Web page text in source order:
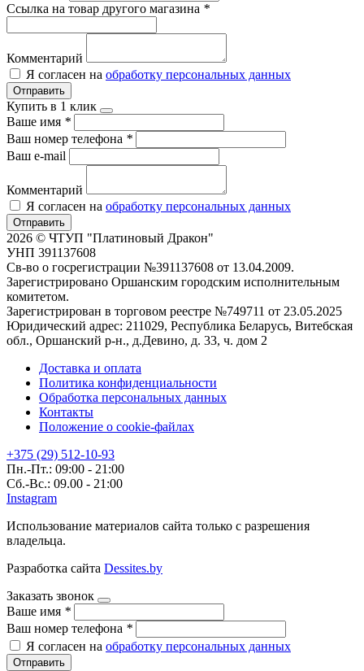
Ссылка на товар другого магазина *
Комментарий
Я согласен на обработку персональных данных
Отправить
Купить в 1 клик
Ваше имя *
Ваш номер телефона *
Ваш e-mail
Комментарий
Я согласен на обработку персональных данных
Отправить
2026 © ЧТУП "Платиновый Дракон"
УНП 391137608
Св-во о госрегистрации №391137608 от 13.04.2009.
Зарегистрировано Оршанским городским исполнительным
комитетом.
Зарегистрирован в торговом реестре №749711 от 23.05.2025
Юридический адрес: 211029, Республика Беларусь, Витебская
обл., Оршанский р-н., д.Девино, д. 33, ч. дом 2
Доставка и оплата
Политика конфиденциальности
Обработка персональных данных
Контакты
Положение о cookie-файлах
+375 (29) 512-10-93
Пн.-Пт.: 09:00 - 21:00
Сб.-Вс.: 09.00 - 21:00
Instagram
Использование материалов сайта только с разрешения
владельца.
Разработка сайта Dessites.by
Заказать звонок
Ваше имя *
Ваш номер телефона *
Я согласен на обработку персональных данных
Отправить